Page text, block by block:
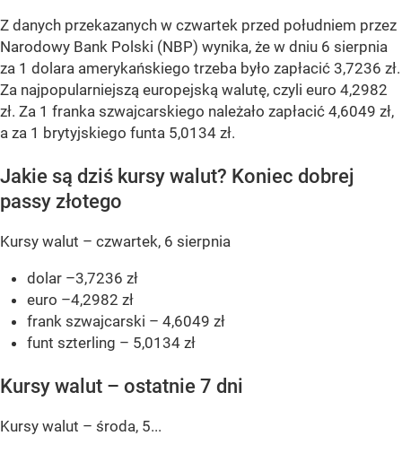
Z danych przekazanych w czwartek przed południem przez
Narodowy Bank Polski (NBP) wynika, że w dniu 6 sierpnia
za 1 dolara amerykańskiego trzeba było zapłacić 3,7236 zł.
Za najpopularniejszą europejską walutę, czyli euro 4,2982
zł. Za 1 franka szwajcarskiego należało zapłacić 4,6049 zł,
a za 1 brytyjskiego funta 5,0134 zł.
Jakie są dziś kursy walut? Koniec dobrej
passy złotego
Kursy walut – czwartek, 6 sierpnia
dolar –3,7236 zł
euro –4,2982 zł
frank szwajcarski – 4,6049 zł
funt szterling – 5,0134 zł
Kursy walut – ostatnie 7 dni
Kursy walut – środa, 5...